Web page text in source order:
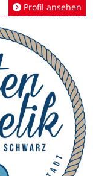
Profil ansehen